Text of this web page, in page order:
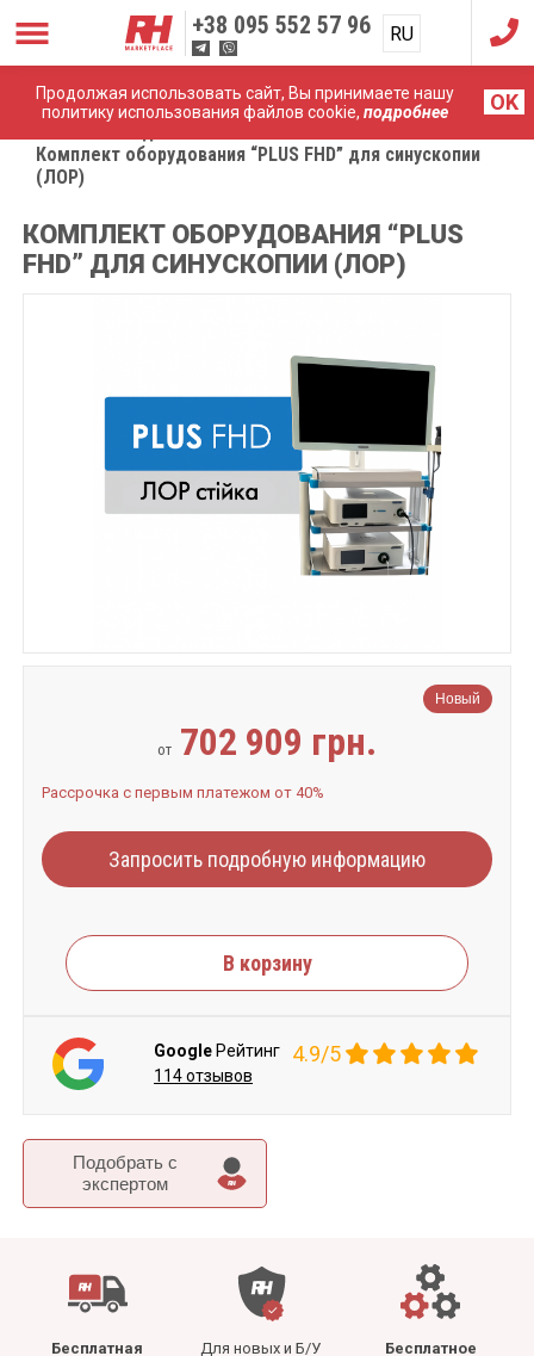
Продолжая использовать сайт, Вы принимаете нашу
политику использования файлов cookie, подробнее OK
+38 095 552 57 96 RU
UA
Комплект оборудования “PLUS FHD” для синускопии
(ЛОР)
КОМПЛЕКТ ОБОРУДОВАНИЯ “PLUS
FHD” ДЛЯ СИНУСКОПИИ (ЛОР)
Подобрать c
экспертом
Бесплатная
Для новых и Б/У
Бесплатное
Новый
от 702 909 грн.
Рассрочка с первым платежом от 40%
Запросить подробную информацию
В корзину
Google Рейтинг 4.9/5
114 отзывов